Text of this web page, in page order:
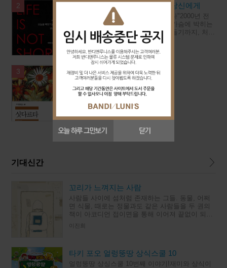
2 세네카, 오늘을 빼앗기고 있는 당신에게
"오늘 하루, 당신의 시간은 0분이었다"2000년 전
철학자가 던진 질문이 지금 당신의 가슴에 박히는
이유새벽에 눈을 떠서 밤에 다시 잠들기까지, 처리
해야 할 일들과 답해야 할 부탁들과 견뎌야 할 자
리들로 하루가 가
루키우스 안나이우스 세네카
3 싯다르타 - 세계문학전집 58
기대신간
꼬리가 느껴지는 사람
사람들 사이에 섬처럼 존재하는 그들. 동물, 어쩌
면 식물, 때로는 정물과도 같은 사람들을 두 권의
책이 아코디언 접이면을 통해 이어져 끝없이 되풀
이진희
타키 포오 얼렁뚱땅 상식스쿨 10
얼렁뚱땅 상싱스쿨 10번째 이야기!재미와 상식이